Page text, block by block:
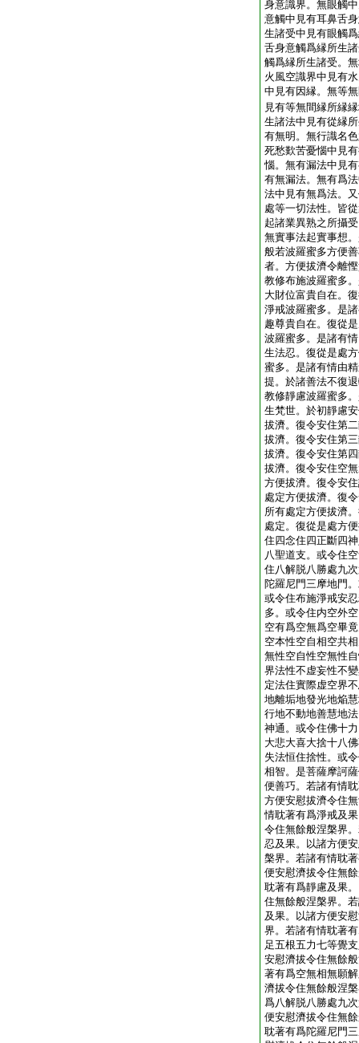
身意識界。無眼觸
意觸中見有耳鼻舌
生諸受中見有眼觸
舌身意觸爲縁所生
觸爲縁所生諸受。
火風空識界中見有
中見有因縁。無等
見有等無間縁所縁
生諸法中見有從縁
有無明。無行識名
死愁歎苦憂惱中見
惱。無有漏法中見
有無漏法。無有爲
法中見有無爲法。
處等一切法性。皆
起諸業異熟之所攝
無實事法起實事想
般若波羅蜜多方便
者。方便拔濟令離
教修布施波羅蜜多
大財位富貴自在。
淨戒波羅蜜多。是
趣尊貴自在。復從
波羅蜜多。是諸有
生法忍。復從是處
蜜多。是諸有情由
提。於諸善法不復
教修靜慮波羅蜜多
生梵世。於初靜慮
拔濟。復令安住第
拔濟。復令安住第
拔濟。復令安住第
拔濟。復令安住空
方便拔濟。復令安
處定方便拔濟。復
所有處定方便拔濟
處定。復從是處方
住四念住四正斷四
八聖道支。或令住
住八解脱八勝處九
陀羅尼門三摩地門
或令住布施淨戒安
多。或令住内空外
空有爲空無爲空畢
空本性空自相空共
無性空自性空無性
界法性不虚妄性不
定法住實際虚空界
地離垢地發光地焔
行地不動地善慧地
神通。或令住佛十
大悲大喜大捨十八
失法恒住捨性。或
相智。是菩薩摩訶
便善巧。若諸有情
方便安慰拔濟令住
情耽著有爲淨戒及
令住無餘般涅槃界
忍及果。以諸方便
槃界。若諸有情耽
便安慰濟拔令住無
耽著有爲靜慮及果
住無餘般涅槃界。
及果。以諸方便安
界。若諸有情耽著
足五根五力七等覺
安慰濟拔令住無餘
著有爲空無相無願
濟拔令住無餘般涅
爲八解脱八勝處九
便安慰濟拔令住無
耽著有爲陀羅尼門